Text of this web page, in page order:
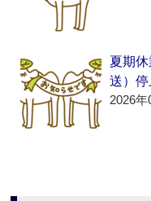
夏期
送）
2026